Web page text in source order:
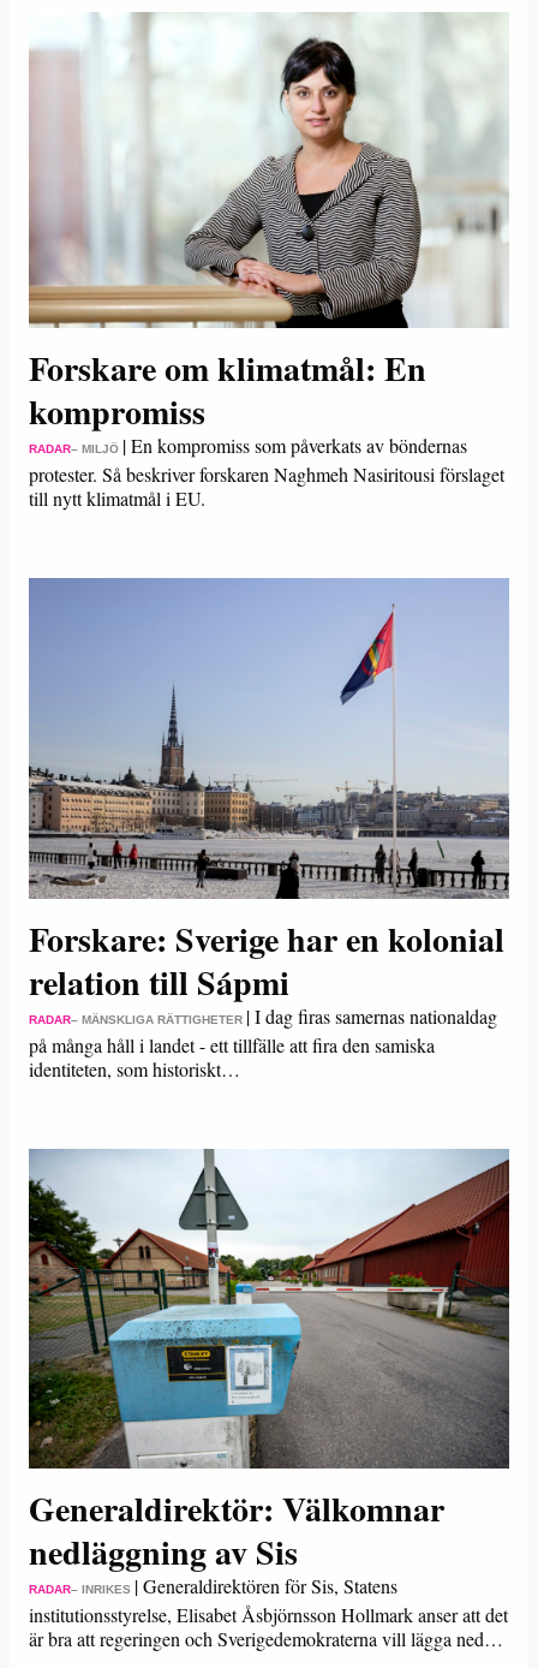
Forskare om klimatmål: En
kompromiss
RADAR– MILJÖ |En kompromiss som påverkats av böndernas
protester. Så beskriver forskaren Naghmeh Nasiritousi förslaget
till nytt klimatmål i EU.
Forskare: Sverige har en kolonial
relation till Sápmi
RADAR– MÄNSKLIGA RÄTTIGHETER |I dag firas samernas nationaldag
på många håll i landet - ett tillfälle att fira den samiska
identiteten, som historiskt…
Generaldirektör: Välkomnar
nedläggning av Sis
RADAR– INRIKES |Generaldirektören för Sis, Statens
institutionsstyrelse, Elisabet Åsbjörnsson Hollmark anser att det
är bra att regeringen och Sverigedemokraterna vill lägga ned…